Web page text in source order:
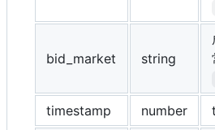
bid_market string
timestamp number